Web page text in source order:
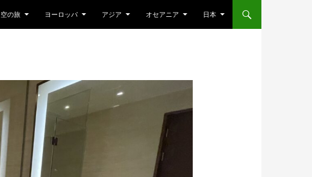
空の旅 ヨーロッパ アジア オセアニア 日本